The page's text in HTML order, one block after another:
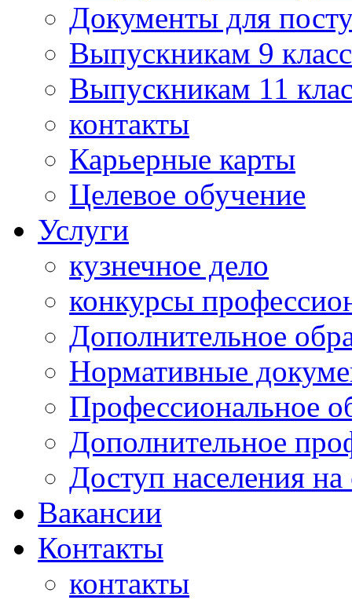
Документы для
Выпускникам 9
Выпускникам 11
контакты
Карьерные карты
Целевое обучение
Услуги
кузнечное дело
конкурсы
Дополнительное
Нормативные
Профессиональное
Дополнительное
Доступ населения
Вакансии
Контакты
контакты